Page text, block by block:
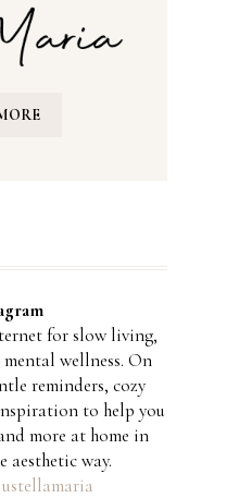
for slow living,
wellness. On
reminders, cozy
to help you
more at home in
aesthetic way.